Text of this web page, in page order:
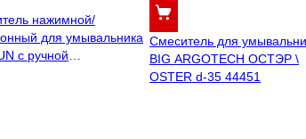
нажимной/
для умывальника
с ручной
температуры
Смеситель для
BIG ARGOTECH ОСТЭР \
OSTER d-35 44451